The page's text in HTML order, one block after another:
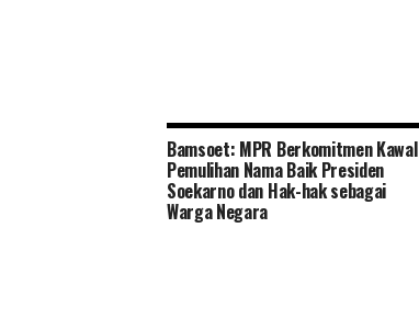
Bamsoet: MPR Berkomitmen Kawal
Pemulihan Nama Baik Presiden
Soekarno dan Hak-hak sebagai
Warga Negara